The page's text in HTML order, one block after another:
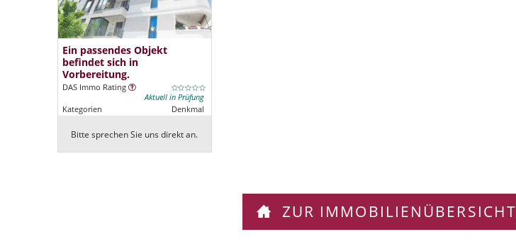
Ein passendes Objekt
befindet sich in
Vorbereitung.
DAS Immo Rating
Aktuell in Prüfung
Kategorien
Denkmal
Bitte sprechen Sie uns direkt an.
ZUR IMMOBILIENÜBERSICHT